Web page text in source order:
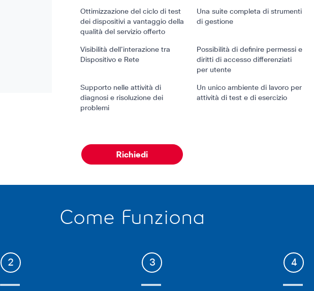
Ottimizzazione del ciclo di test
dei dispositivi a vantaggio della
qualità del servizio offerto
Visibilità dell'interazione tra
Dispositivo e Rete
Supporto nelle attività di
diagnosi e risoluzione dei
problemi
Una suite completa di strumenti
di gestione
Possibilità di definire permessi e
diritti di accesso differenziati
per utente
Un unico ambiente di lavoro per
attività di test e di esercizio
Richiedi
Come Funziona
2 3 4